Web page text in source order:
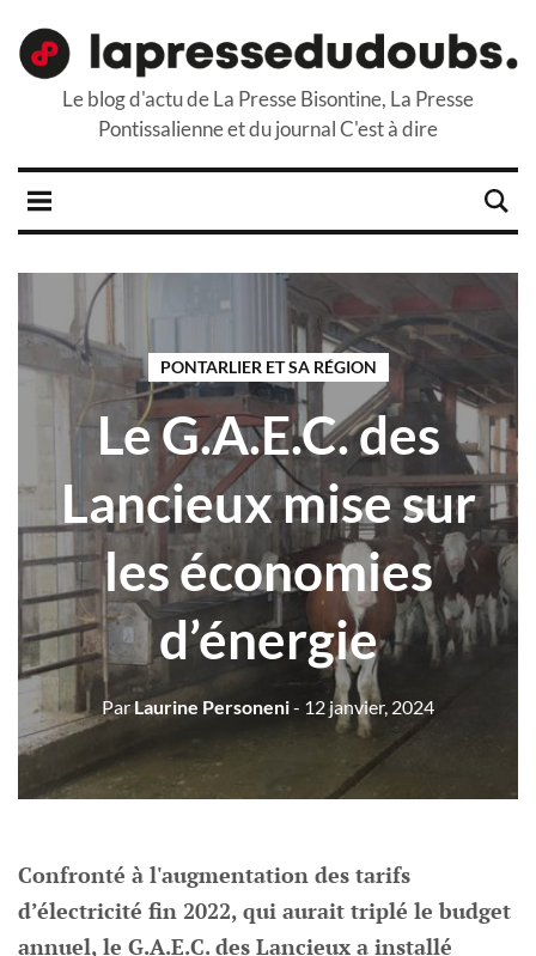
Le blog d'actu de La Presse Bisontine, La Presse
Pontissalienne et du journal C'est à dire
PONTARLIER ET SA RÉGION
Le G.A.E.C. des
Lancieux mise sur
les économies
d’énergie
ParLaurine Personeni- 12 janvier, 2024
Confronté à l'augmentation des tarifs
d’électricité fin 2022, qui aurait triplé le budget
annuel, le G.A.E.C. des Lancieux a installé